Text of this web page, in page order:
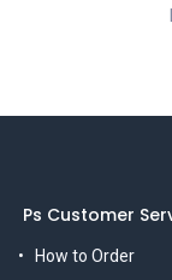
Ps Customer
How to Order